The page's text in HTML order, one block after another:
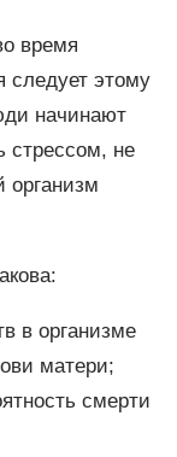
время
следует этому
начинают
стрессом, не
организм
в организме
матери;
смерти